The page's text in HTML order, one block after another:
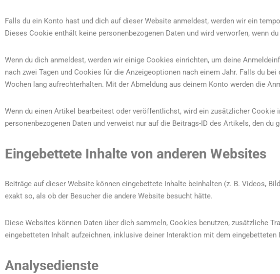
Falls du ein Konto hast und dich auf dieser Website anmeldest, werden wir ein
Dieses Cookie enthält keine personenbezogenen Daten und wird verworfen, wenn
Wenn du dich anmeldest, werden wir einige Cookies einrichten, um deine
nach zwei Tagen und Cookies für die Anzeigeoptionen nach einem Jahr. Falls du
Wochen lang aufrechterhalten. Mit der Abmeldung aus deinem Konto werden die
Wenn du einen Artikel bearbeitest oder veröffentlichst, wird ein zusätzlicher
personenbezogenen Daten und verweist nur auf die Beitrags-ID des Artikels, den
Eingebettete Inhalte von anderen Websites
Beiträge auf dieser Website können eingebettete Inhalte beinhalten (z. B. Videos,
exakt so, als ob der Besucher die andere Website besucht hätte.
Diese Websites können Daten über dich sammeln, Cookies benutzen, zusätzliche
eingebetteten Inhalt aufzeichnen, inklusive deiner Interaktion mit dem
Analysedienste